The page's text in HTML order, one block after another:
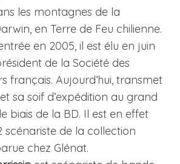
les montagnes de la
en Terre de Feu chilienne.
en 2005, il est élu en juin
de la Société des
français. Aujourd’hui, transmet
sa soif d’expédition au grand
biais de la BD. Il est en effet
scénariste de la collection
chez Glénat.